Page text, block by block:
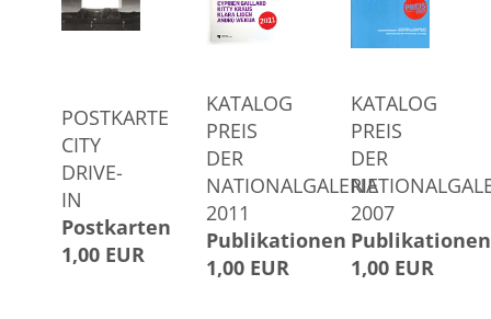
POSTKARTE
CITY
DRIVE-
IN
Postkarten
1,00 EUR
KATALOG
PREIS
DER
NATIONALGALERIE
2011
Publikationen
1,00 EUR
KATALOG
PREIS
DER
2007
Publikationen
1,00 EUR